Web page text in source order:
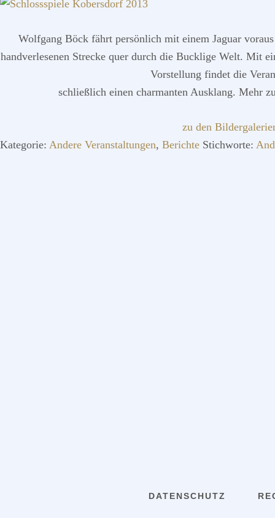
Wolfgang Böck fährt persönlich mit einem Jaguar
handverlesenen Strecke quer durch die Bucklige Welt. Mit
Vorstellung findet die
schließlich einen charmanten Ausklang. Mehr
zu den
Kategorie: Andere Veranstaltungen, Berichte Stichworte:
DATENSCHUTZ